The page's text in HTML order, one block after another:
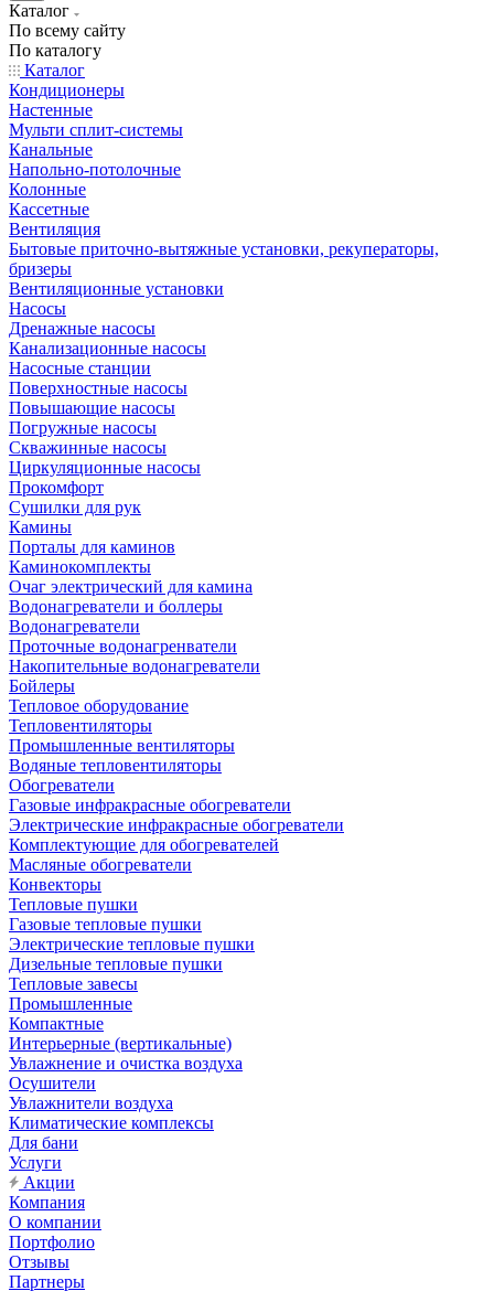
Каталог
По всему сайту
По каталогу
Каталог
Кондиционеры
Настенные
Мульти сплит-системы
Канальные
Напольно-потолочные
Колонные
Кассетные
Вентиляция
Бытовые приточно-вытяжные установки, рекуператоры,
бризеры
Вентиляционные установки
Насосы
Дренажные насосы
Канализационные насосы
Насосные станции
Поверхностные насосы
Повышающие насосы
Погружные насосы
Скважинные насосы
Циркуляционные насосы
Прокомфорт
Сушилки для рук
Камины
Порталы для каминов
Каминокомплекты
Очаг электрический для камина
Водонагреватели и боллеры
Водонагреватели
Проточные водонагренватели
Накопительные водонагреватели
Бойлеры
Тепловое оборудование
Тепловентиляторы
Промышленные вентиляторы
Водяные тепловентиляторы
Обогреватели
Газовые инфракрасные обогреватели
Электрические инфракрасные обогреватели
Комплектующие для обогревателей
Масляные обогреватели
Конвекторы
Тепловые пушки
Газовые тепловые пушки
Электрические тепловые пушки
Дизельные тепловые пушки
Тепловые завесы
Промышленные
Компактные
Интерьерные (вертикальные)
Увлажнение и очистка воздуха
Осушители
Увлажнители воздуха
Климатические комплексы
Для бани
Услуги
Акции
Компания
О компании
Портфолио
Отзывы
Партнеры